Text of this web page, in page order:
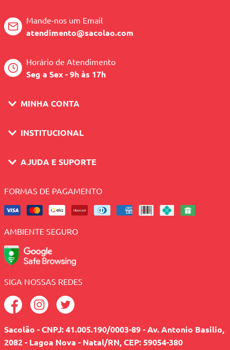
Mande-nos um Email
atendimento@sacolao.com
Horário de Atendimento
Seg a Sex - 9h às 17h
MINHA CONTA
INSTITUCIONAL
AJUDA E SUPORTE
FORMAS DE PAGAMENTO
AMBIENTE SEGURO
SIGA NOSSAS REDES
Sacolão - CNPJ: 41.005.190/0003-89 - Av. Antonio Basilio,
2082 - Lagoa Nova - Natal/RN, CEP: 59054-380